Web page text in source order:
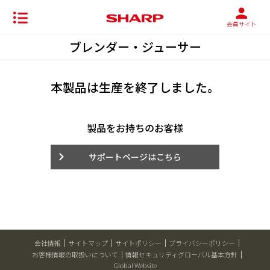
会員サイト
ブレンダー・ジューサー
本製品は生産を終了しました。
製品をお持ちのお客様
サポートページはこちら
会社情報 サイトマップ サイトポリシー
プライバシーポリシー
お客様情報の取扱いについて
情報セキュリティグローバル基本方針
Global Website